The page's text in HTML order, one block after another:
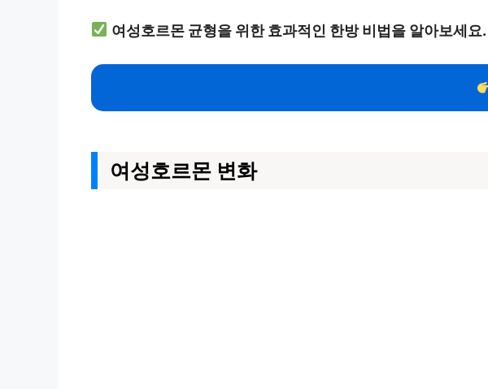
여성호르몬 균형을 위한 효과적인 한방 비법을 알아보세요.
여성호르몬 변화